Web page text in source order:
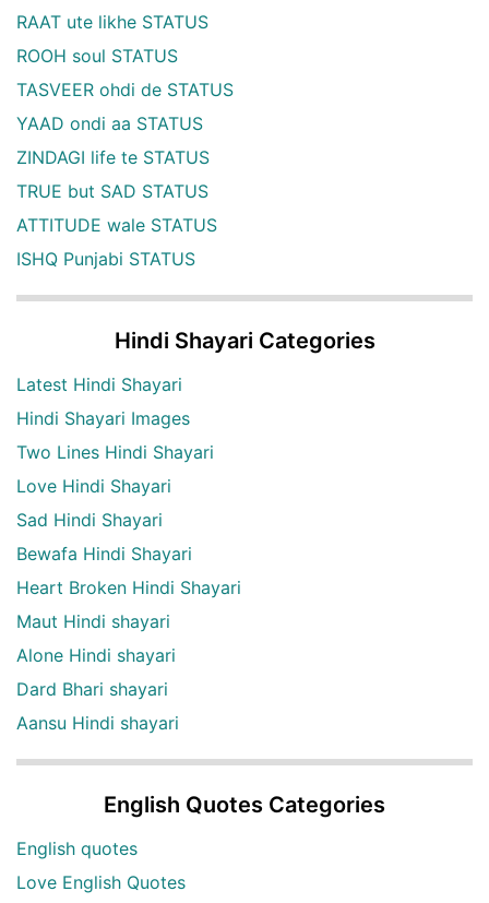
RAAT ute likhe STATUS
ROOH soul STATUS
TASVEER ohdi de STATUS
YAAD ondi aa STATUS
ZINDAGI life te STATUS
TRUE but SAD STATUS
ATTITUDE wale STATUS
ISHQ Punjabi STATUS
Hindi Shayari Categories
Latest Hindi Shayari
Hindi Shayari Images
Two Lines Hindi Shayari
Love Hindi Shayari
Sad Hindi Shayari
Bewafa Hindi Shayari
Heart Broken Hindi Shayari
Maut Hindi shayari
Alone Hindi shayari
Dard Bhari shayari
Aansu Hindi shayari
English Quotes Categories
English quotes
Love English Quotes